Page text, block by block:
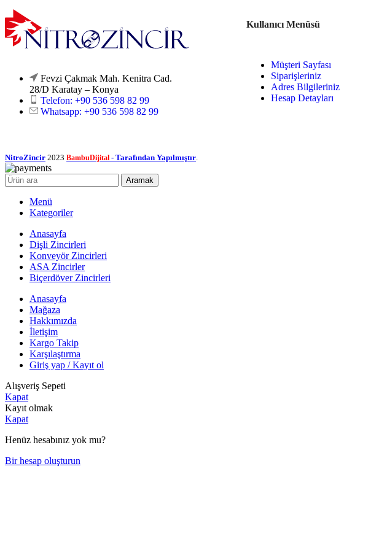
Fevzi Çakmak Mah. Kenitra Cad.
28/D Karatay – Konya
Telefon: +90 536 598 82 99
Whatsapp: +90 536 598 82 99
Kullanıcı Menüsü
Müşteri Sayfası
Siparişleriniz
Adres Bilgileriniz
Hesap Detayları
NitroZincir 2023 BambuDijital - Tarafından Yapılmıştır
Aramak
Menü
Kategoriler
Anasayfa
Dişli Zincirleri
Konveyör Zincirleri
ASA Zincirler
Biçerdöver Zincirleri
Anasayfa
Mağaza
Hakkımızda
İletişim
Kargo Takip
Karşılaştırma
Giriş yap / Kayıt ol
Alışveriş Sepeti
Kapat
Kayıt olmak
Kapat
Henüz hesabınız yok mu?
Bir hesap oluşturun